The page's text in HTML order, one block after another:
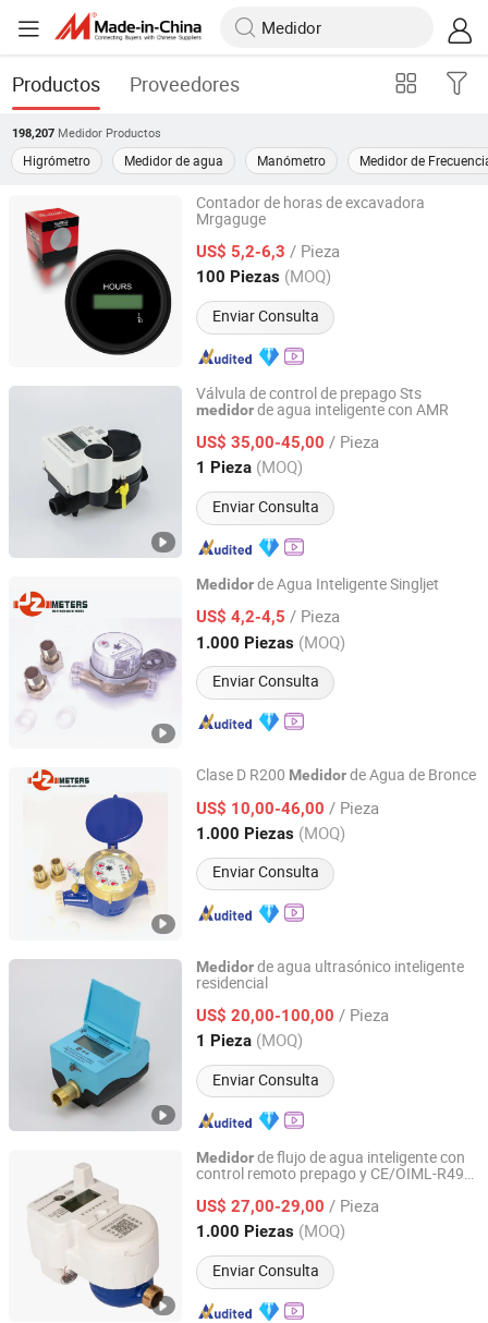
Productos Proveedores
198,207 Medidor Productos
Higrómetro Medidor de agua Manómetro Medidor de
Contador de horas de excavadora
Mrgaguge
US$ 5,2-6,3 / Pieza
100 Piezas (MOQ)
Enviar Consulta
Wenzhou Wenle Supply Chain Management Co., Ltd.
Zhejiang, China Desde 2026
Válvula de control de prepago Sts
medidorde agua inteligente con AMR
US$ 35,00-45,00 / Pieza
1 Pieza (MOQ)
Enviar Consulta
NINGBO WATER METER(GROUP) CO., LTD.
Zhejiang, China Desde 2014
Medidorde Agua Inteligente Singljet
US$ 4,2-4,5 / Pieza
1.000 Piezas (MOQ)
Enviar Consulta
Ningbo Jingzhou Meters industrial &Trading Co., Ltd.
Zhejiang, China Desde 2025
Clase D R200 Medidorde Agua de Bronce
US$ 10,00-46,00 / Pieza
1.000 Piezas (MOQ)
Enviar Consulta
Ningbo Jingzhou Meters industrial &Trading Co., Ltd.
Zhejiang, China Desde 2025
Medidorde agua ultrasónico inteligente
residencial
US$ 20,00-100,00 / Pieza
1 Pieza (MOQ)
Enviar Consulta
NINGBO WATER METER(GROUP) CO., LTD.
Zhejiang, China Desde 2014
Medidorde flujo de agua inteligente con
control remoto prepago y CE/OIML-R49
US$ 27,00-29,00 / Pieza
1.000 Piezas (MOQ)
Enviar Consulta
Shandong Rongxian Instrument Technology Co., Ltd.
Shandong, China Desde 2025